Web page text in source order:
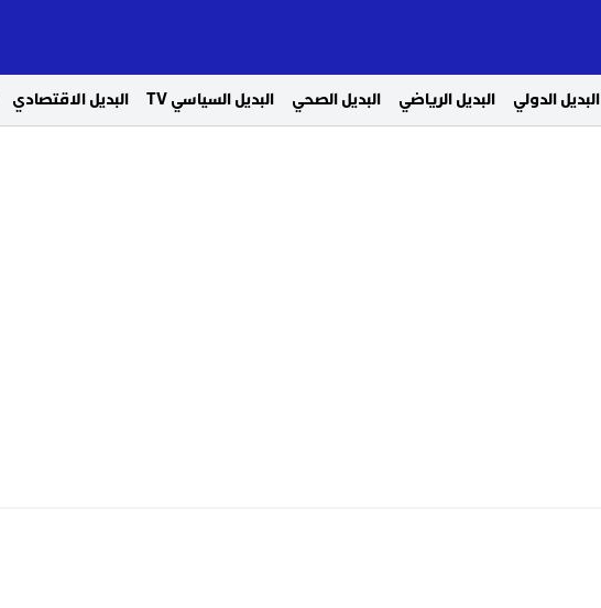
البديل الدولي البديل الرياضي البديل الصحي البديل السياسي TV البديل الاقتصادي